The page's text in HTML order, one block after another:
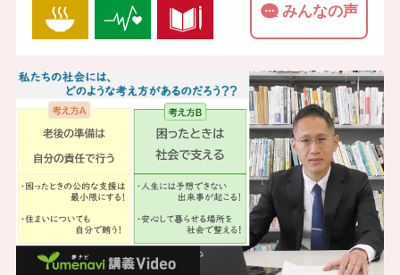
みんなの声